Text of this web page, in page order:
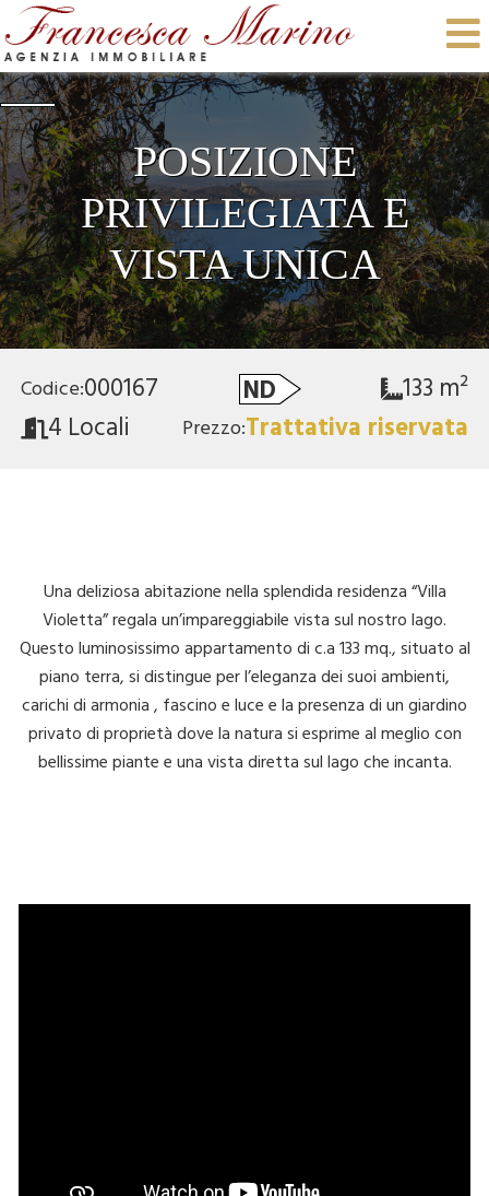
POSIZIONE
PRIVILEGIATA E
VISTA UNICA
Codice:000167 ND
133 m²
4 Locali
Prezzo:Trattativa riservata
Una deliziosa abitazione nella splendida residenza “Villa
Violetta” regala un’impareggiabile vista sul nostro lago.
Questo luminosissimo appartamento di c.a 133 mq., situato al
piano terra, si distingue per l’eleganza dei suoi ambienti,
carichi di armonia , fascino e luce e la presenza di un giardino
privato di proprietà dove la natura si esprime al meglio con
bellissime piante e una vista diretta sul lago che incanta.